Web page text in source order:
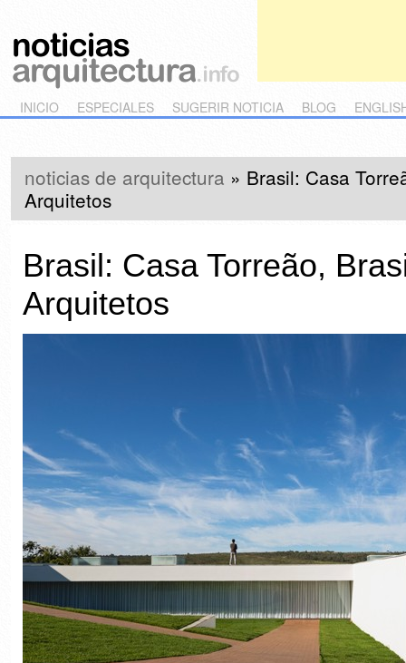
Main menu
Skip to primary content
Skip to secondary content
INICIO ESPECIALES SUGERIR NOTICIA BLOG
noticias de arquitectura » Brasil: Casa
Arquitetos
Brasil: Casa Torreão,
Arquitetos